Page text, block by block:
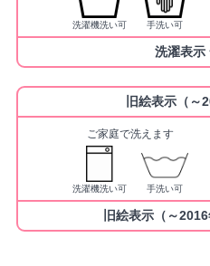
洗濯機洗い可 手洗い可
洗濯表示
旧絵表示（～
ご家庭で洗えます
洗濯機洗い可 手洗い可
旧絵表示（～